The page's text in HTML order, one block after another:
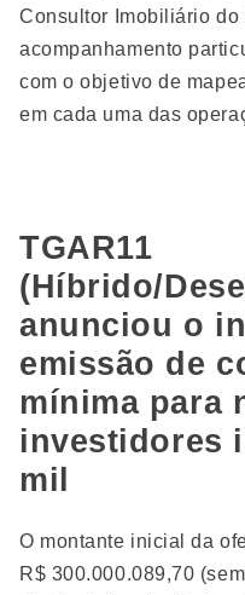
Consultor Imobiliário do
acompanhamento
com o objetivo de
em cada uma das
TGAR11
(Híbrido/
anunciou o
emissão de
mínima para
investidores
mil
O montante inicial da
R$ 300.000.089,70